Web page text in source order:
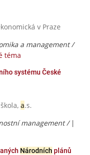
v Praze
a management /
téma
systému České
a.s.
management / |
Národních plánů